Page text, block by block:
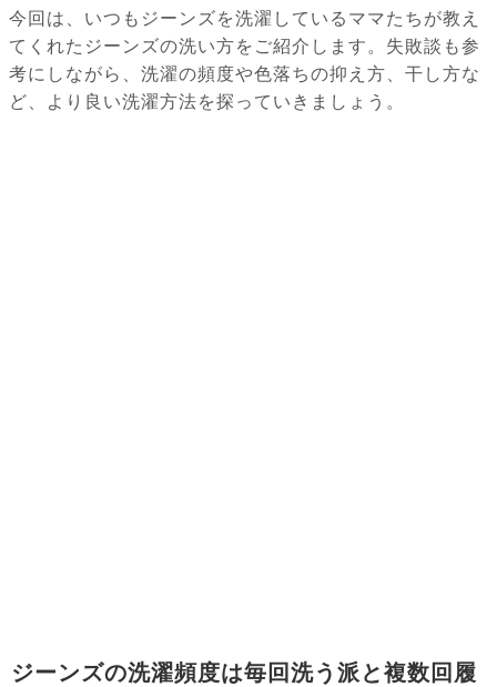
今回は、いつもジーンズを洗濯しているママたちが教え
てくれたジーンズの洗い方をご紹介します。失敗談も参
考にしながら、洗濯の頻度や色落ちの抑え方、干し方な
ど、より良い洗濯方法を探っていきましょう。
ジーンズの洗濯頻度は毎回洗う派と複数回履